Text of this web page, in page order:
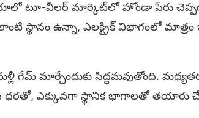
టూ-వీలర్ మార్కెట్‌లో హోండా పేరు
లాంటి స్థానం ఉన్నా, ఎలక్ట్రిక్ విభాగంలో
గేమ్ మార్చేందుకు సిద్ధమవుతోంది.
ఎక్కువగా స్థానిక భాగాలతో తయారు